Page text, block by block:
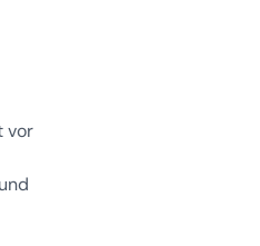
vor